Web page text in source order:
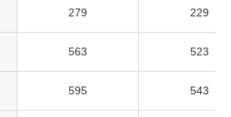
279 229
563 523
595 543